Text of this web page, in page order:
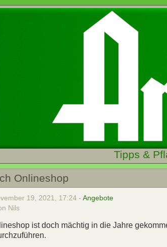
Tipps &
Onlineshop
19, 2021, 17:24 -Angebote
Nils
ist doch mächtig in die Jahre